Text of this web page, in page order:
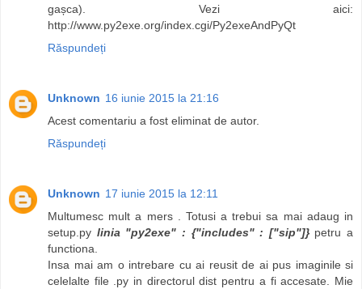
gașca). Vezi aici:
http://www.py2exe.org/index.cgi/Py2exeAndPyQt
Răspundeți
Unknown 16 iunie 2015 la 21:16
Acest comentariu a fost eliminat de autor.
Răspundeți
Unknown 17 iunie 2015 la 12:11
Multumesc mult a mers . Totusi a trebui sa mai adaug in
setup.py linia "py2exe" : {"includes" : ["sip"]} petru a
functiona.
Insa mai am o intrebare cu ai reusit de ai pus imaginile si
celelalte file .py in directorul dist pentru a fi accesate. Mie